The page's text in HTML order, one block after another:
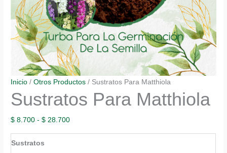
Inicio /Otros Productos / Sustratos Para Matthiola
Sustratos Para Matthiola
$ 8.700 - $ 28.700Rango
de
Sustratos